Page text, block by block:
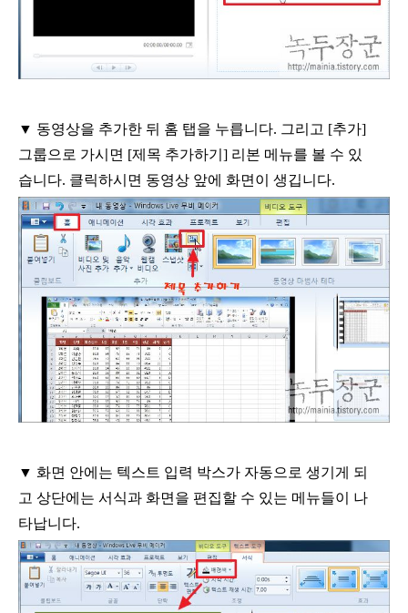
▼ 동영상을 추가한 뒤 홈 탭을 누릅니다. 그리고 [추가]
그룹으로 가시면 [제목 추가하기 ] 리본 메뉴를 볼 수 있
습니다. 클릭하시면 동영상 앞에 화면이 생깁니다.
▼ 화면 안에는 텍스트 입력 박스가 자동으로 생기게 되
고 상단에는 서식과 화면을 편집할 수 있는 메뉴들이 나
타납니다.